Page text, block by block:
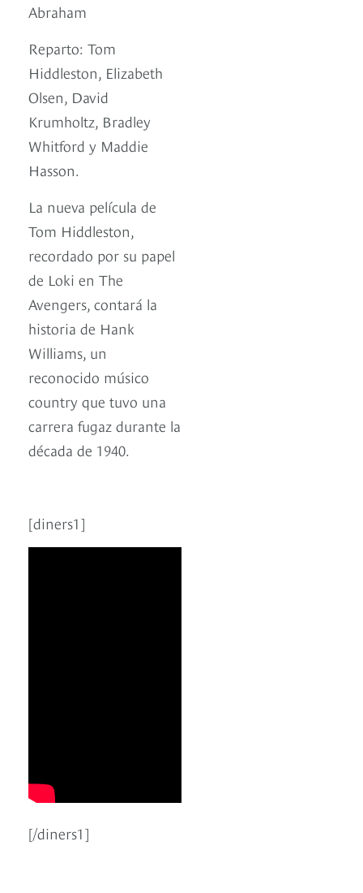
Abraham
Reparto: Tom
Hiddleston, Elizabeth
Olsen, David
Krumholtz, Bradley
Whitford y Maddie
Hasson.
La nueva película de
Tom Hiddleston,
recordado por su papel
de Loki en The
Avengers, contará la
historia de Hank
Williams, un
reconocido músico
country que tuvo una
carrera fugaz durante la
década de 1940.
[diners1]
[/diners1]